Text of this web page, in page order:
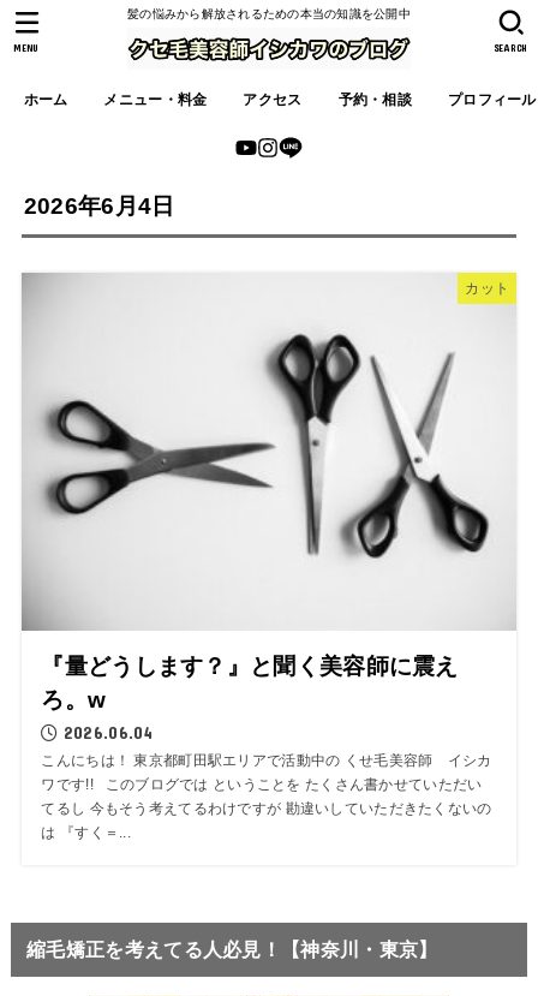
髪の悩みから解放されるための本当の知識を公開中
ホーム メニュー・料金 アクセス 予約・相談 プロフィール
SEARCH
MENU
2026年6月4日
カット
『量どうします？』と聞く美容師に震え
ろ。w
2026.06.04
こんにちは！ 東京都町田駅エリアで活動中の くせ毛美容師 イシカ
ワです!! このブログでは ということを たくさん書かせていただい
てるし 今もそう考えてるわけですが 勘違いしていただきたくないの
は 『すく＝...
縮毛矯正を考えてる人必見！【神奈川・東京】